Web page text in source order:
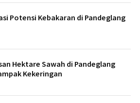
Potensi Kebakaran di Pandeglang
Hektare Sawah di Pandeglang
Kekeringan